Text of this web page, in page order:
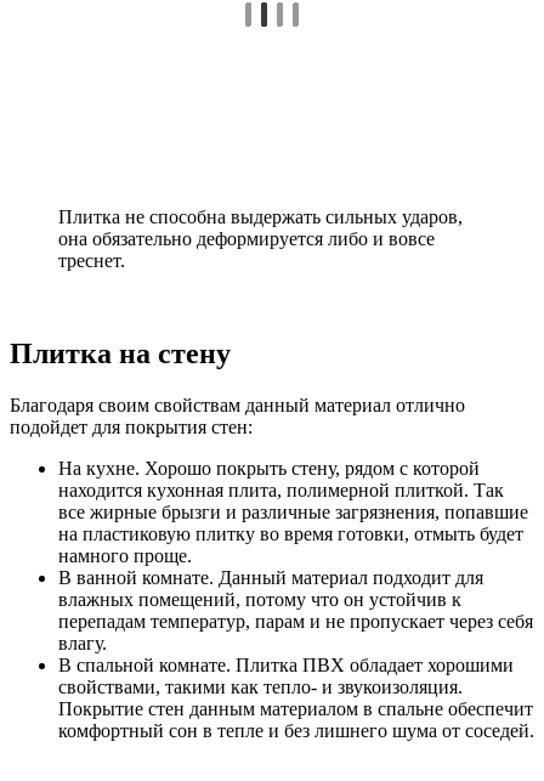
Плитка не способна выдержать сильных ударов,
она обязательно деформируется либо и вовсе
треснет.
Плитка на стену
Благодаря своим свойствам данный материал отлично
подойдет для покрытия стен:
На кухне. Хорошо покрыть стену, рядом с которой
находится кухонная плита, полимерной плиткой. Так
все жирные брызги и различные загрязнения, попавшие
на пластиковую плитку во время готовки, отмыть будет
намного проще.
В ванной комнате. Данный материал подходит для
влажных помещений, потому что он устойчив к
перепадам температур, парам и не пропускает через себя
влагу.
В спальной комнате. Плитка ПВХ обладает хорошими
свойствами, такими как тепло- и звукоизоляция.
Покрытие стен данным материалом в спальне обеспечит
комфортный сон в тепле и без лишнего шума от соседей.